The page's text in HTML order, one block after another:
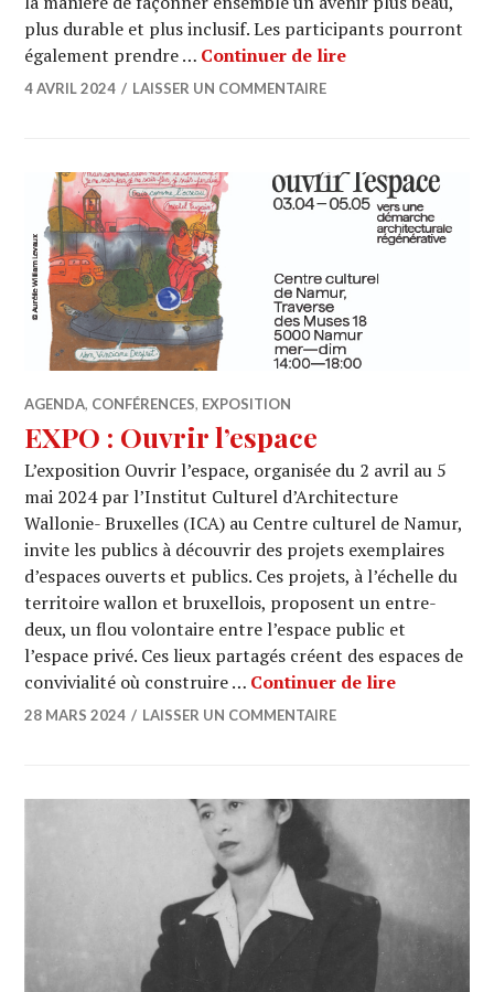
plus durable et plus inclusif. Les participants pourront
également prendre … Continuer de lireFESTIVAL
4 AVRIL 2024 LAISSER UN COMMENTAIRE
AGENDA, CONFÉRENCES, EXPOSITION
EXPO : Ouvrir l’espace
L’exposition Ouvrir l’espace, organisée du 2 avril au 5
mai 2024 par l’Institut Culturel d’Architecture
Wallonie- Bruxelles (ICA) au Centre culturel de Namur,
invite les publics à découvrir des projets exemplaires
d’espaces ouverts et publics. Ces projets, à l’échelle du
territoire wallon et bruxellois, proposent un entre-
deux, un flou volontaire entre l’espace public et
l’espace privé. Ces lieux partagés créent des espaces de
convivialité où construire … Continuer de lireEXPO :
28 MARS 2024 LAISSER UN COMMENTAIRE